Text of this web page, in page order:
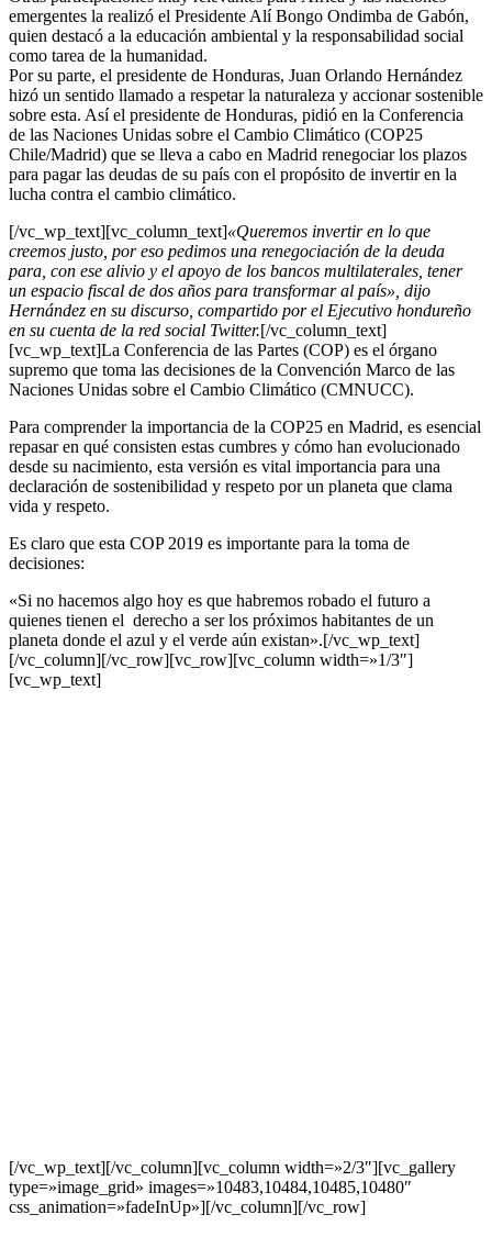
emergentes la realizó el Presidente Alí Bongo Ondimba de Gabón,
quien destacó a la educación ambiental y la responsabilidad social
como tarea de la humanidad.
Por su parte, el presidente de Honduras, Juan Orlando Hernández
hizó un sentido llamado a respetar la naturaleza y accionar sostenible
sobre esta. Así el presidente de Honduras, pidió en la Conferencia
de las Naciones Unidas sobre el Cambio Climático (COP25
Chile/Madrid) que se lleva a cabo en Madrid renegociar los plazos
para pagar las deudas de su país con el propósito de invertir en la
lucha contra el cambio climático.
[/vc_wp_text][vc_column_text]«Queremos invertir en lo que
creemos justo, por eso pedimos una renegociación de la deuda
para, con ese alivio y el apoyo de los bancos multilaterales, tener
un espacio fiscal de dos años para transformar al país», dijo
Hernández en su discurso, compartido por el Ejecutivo hondureño
en su cuenta de la red social Twitter.[/vc_column_text]
[vc_wp_text]La Conferencia de las Partes (COP) es el órgano
supremo que toma las decisiones de la Convención Marco de las
Naciones Unidas sobre el Cambio Climático (CMNUCC).
Para comprender la importancia de la COP25 en Madrid, es esencial
repasar en qué consisten estas cumbres y cómo han evolucionado
desde su nacimiento, esta versión es vital importancia para una
declaración de sostenibilidad y respeto por un planeta que clama
vida y respeto.
Es claro que esta COP 2019 es importante para la toma de
decisiones:
«Si no hacemos algo hoy es que habremos robado el futuro a
quienes tienen el derecho a ser los próximos habitantes de un
planeta donde el azul y el verde aún existan».[/vc_wp_text]
[/vc_column][/vc_row][vc_row][vc_column width=»1/3″]
[vc_wp_text]
[/vc_wp_text][/vc_column][vc_column width=»2/3″][vc_gallery
type=»image_grid» images=»10483,10484,10485,10480″
css_animation=»fadeInUp»][/vc_column][/vc_row]